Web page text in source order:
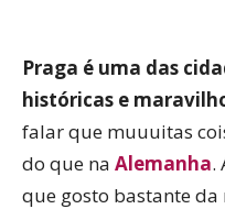
Praga é uma das
históricas e
falar que muuuitas
do que na Alemanha.
que gosto bastante da